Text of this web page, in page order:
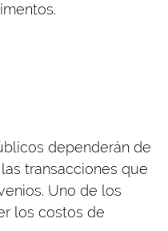
dependerán de
transacciones que
Uno de los
los costos de